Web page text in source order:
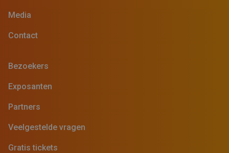
Media
Contact
Bezoekers
Exposanten
Partners
Veelgestelde vragen
Gratis tickets